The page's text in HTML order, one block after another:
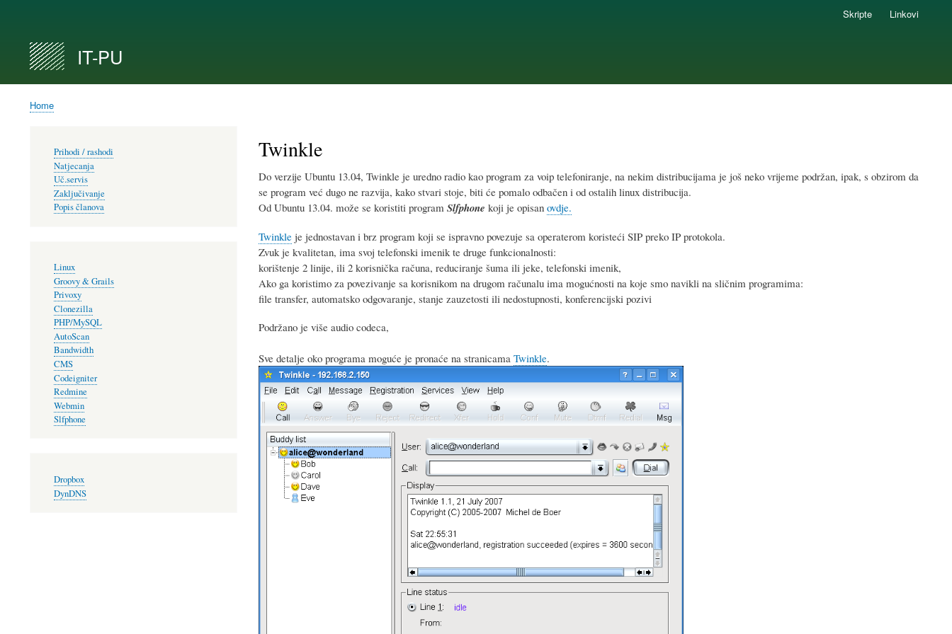
Skripte Linkovi
IT-PU
Breadcrumb
Home
Twinkle
Do verzije Ubuntu 13.04, Twinkle je uredno radio kao program za voip telefoniranje, na nekim distribucijama je još neko vrijeme podržan, ipak, s obzirom da
se program već dugo ne razvija, kako stvari stoje, biti će pomalo odbačen i od ostalih linux distribucija.
Od Ubuntu 13.04. može se koristiti program Slfphone koji je opisan ovdje.
Twinkleje jednostavan i brz program koji se ispravno povezuje sa operaterom koristeći SIP preko IP protokola.
Zvuk je kvalitetan, ima svoj telefonski imenik te druge funkcionalnosti:
korištenje 2 linije, ili 2 korisnička računa, reduciranje šuma ili jeke, telefonski imenik,
Ako ga koristimo za povezivanje sa korisnikom na drugom računalu ima mogućnosti na koje smo navikli na sličnim programima:
file transfer, automatsko odgovaranje, stanje zauzetosti ili nedostupnosti, konferencijski pozivi
Podržano je više audio codeca,
Sve detalje oko programa moguće je pronaće na stranicama Twinkle.
Prihodi / rashodi
Natjecanja
Uč.servis
Zaključivanje
Popis članova
Linux
Groovy & Grails
Privoxy
Clonezilla
PHP/MySQL
AutoScan
Bandwidth
CMS
Codeigniter
Redmine
Webmin
Slfphone
Dropbox
DynDNS